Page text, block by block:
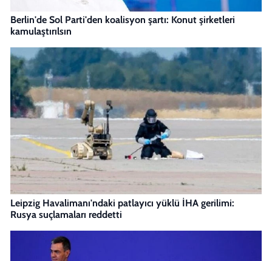
Berlin'de Sol Parti'den koalisyon şartı: Konut şirketleri
kamulaştırılsın
Leipzig Havalimanı'ndaki patlayıcı yüklü İHA gerilimi:
Rusya suçlamaları reddetti